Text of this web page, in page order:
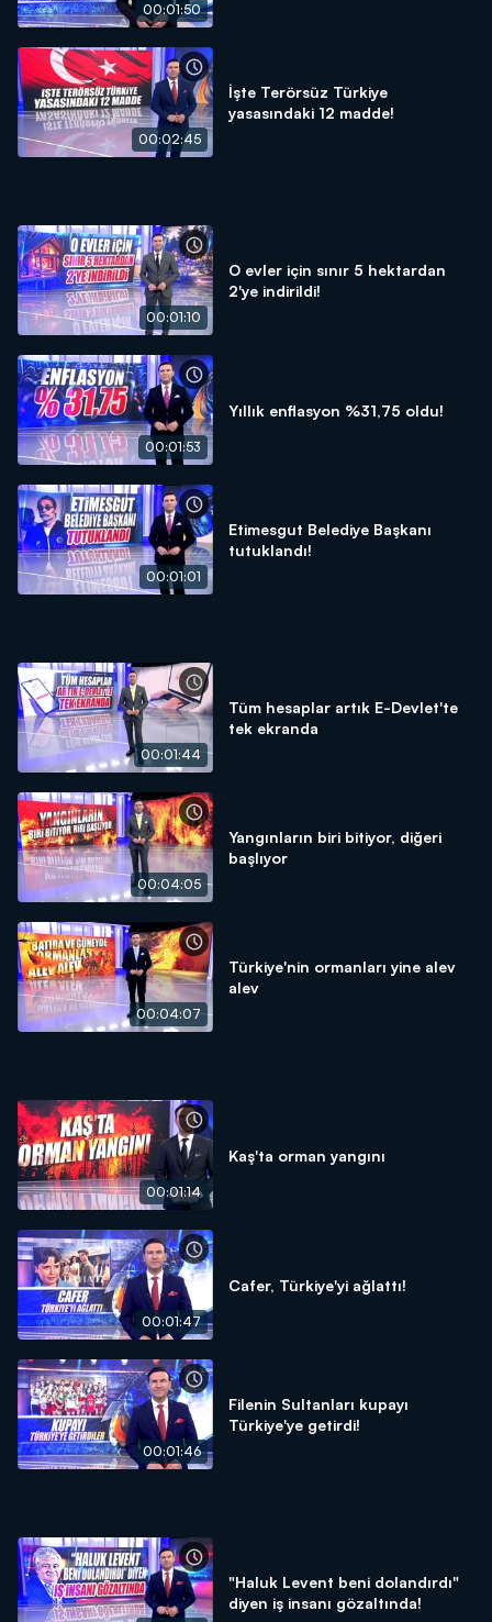
00:01:50
00:02:45
İşte Terörsüz Türkiye
yasasındaki 12 madde!
00:01:10
O evler için sınır 5 hektardan
2'ye indirildi!
00:01:53
Yıllık enflasyon %31,75 oldu!
00:01:01
Etimesgut Belediye Başkanı
tutuklandı!
00:01:44
Tüm hesaplar artık E-Devlet'te
tek ekranda
00:04:05
Yangınların biri bitiyor, diğeri
başlıyor
00:04:07
Türkiye'nin ormanları yine alev
alev
00:01:14
Kaş'ta orman yangını
00:01:47
Cafer, Türkiye'yi ağlattı!
00:01:46
Filenin Sultanları kupayı
Türkiye'ye getirdi!
"Haluk Levent beni dolandırdı"
diyen iş insanı gözaltında!